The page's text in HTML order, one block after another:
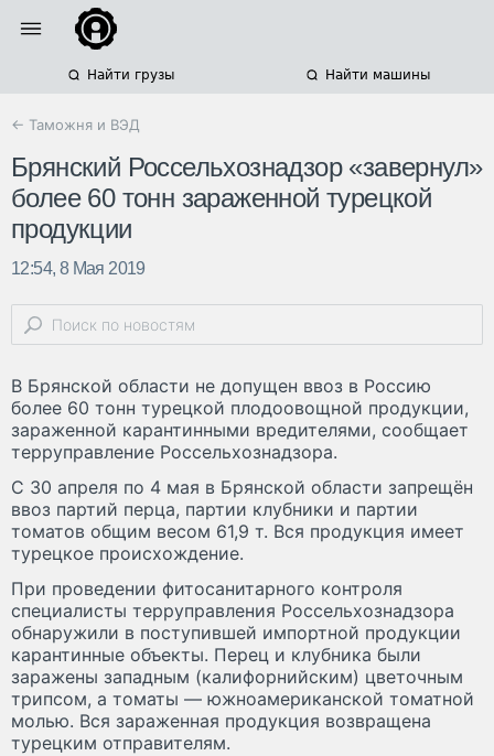
Найти грузы Найти машины
← Таможня и ВЭД
Брянский Россельхознадзор «завернул»
более 60 тонн зараженной турецкой
продукции
12:54, 8 Мая 2019
В Брянской области не допущен ввоз в Россию
более 60 тонн турецкой плодоовощной продукции,
зараженной карантинными вредителями, сообщает
терруправление Россельхознадзора.
С 30 апреля по 4 мая в Брянской области запрещён
ввоз партий перца, партии клубники и партии
томатов общим весом 61,9 т. Вся продукция имеет
турецкое происхождение.
При проведении фитосанитарного контроля
специалисты терруправления Россельхознадзора
обнаружили в поступившей импортной продукции
карантинные объекты. Перец и клубника были
заражены западным (калифорнийским) цветочным
трипсом, а томаты — южноамериканской томатной
молью. Вся зараженная продукция возвращена
турецким отправителям.